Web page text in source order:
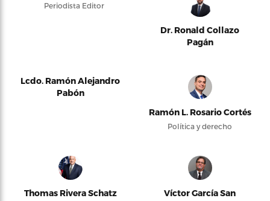
Periodista Editor
Dr. Ronald Collazo
Pagán
Lcdo. Ramón Alejandro
Pabón
Ramón L. Rosario Cortés
Política y derecho
Thomas Rivera Schatz
Víctor García San